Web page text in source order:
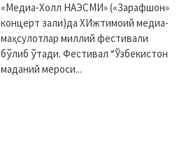
«Медиа-Холл НАЭСМИ» («Зарафшон»
концерт зали)да XИжтимоий медиа-
маҳсулотлар миллий фестивали
бўлиб ўтади. Фестивал “Ўзбекистон
маданий мероси...